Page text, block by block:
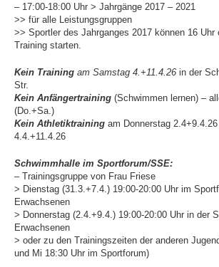
News
Trainingszeiten
News
Trainingszeiten
Zingster Straße
Trainingszeiten
Jugend
News
Termine
– 17:00-18:00 Uhr > Jahrgänge 2017 – 2021
>> für alle Leistungsgruppen
>> Sportler des Jahrganges 2017 können 16 Uhr
Training starten.
Kein Training am Samstag 4.+11.4.26in der
Str.
Kein Anfängertraining(Schwimmen lernen) –
(Do.+Sa.)
Kein Athletiktrainingam Donnerstag
4.4.+11.4.26
Schwimmhalle im Sportforum/SSE:
– Trainingsgruppe von Frau Friese
> Dienstag (31.3.+7.4.) 19:00-20:00 Uhr im
Erwachsenen
> Donnerstag (2.4.+9.4.) 19:00-20:00 Uhr in der
Erwachsenen
> oder zu den Trainingszeiten der anderen
und Mi 18:30 Uhr im Sportforum)